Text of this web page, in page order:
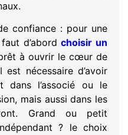
confiance : pour une
d’abordchoisir un
à ouvrir le cœur de
est nécessaire d’avoir
dans l’associé ou le
mais aussi dans les
Grand ou petit
? le choix